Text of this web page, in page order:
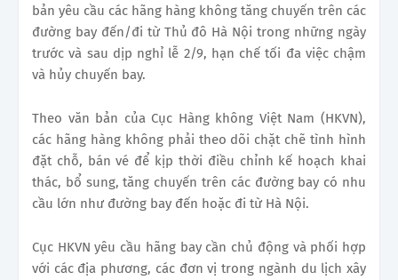
bản yêu cầu các hãng hàng không tăng chuyến trên các
đường bay đến/đi từ Thủ đô Hà Nội trong những ngày
trước và sau dịp nghỉ lễ 2/9, hạn chế tối đa việc chậm
và hủy chuyến bay.
Theo văn bản của Cục Hàng không Việt Nam (HKVN),
các hãng hàng không phải theo dõi chặt chẽ tình hình
đặt chỗ, bán vé để kịp thời điều chỉnh kế hoạch khai
thác, bổ sung, tăng chuyến trên các đường bay có nhu
cầu lớn như đường bay đến hoặc đi từ Hà Nội.
Cục HKVN yêu cầu hãng bay cần chủ động và phối hợp
với các địa phương, các đơn vị trong ngành du lịch xây